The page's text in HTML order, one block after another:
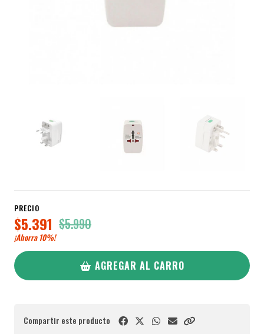
PRECIO
$5.391 $5.990
¡Ahorra 10%!
AGREGAR AL CARRO
Compartir este producto